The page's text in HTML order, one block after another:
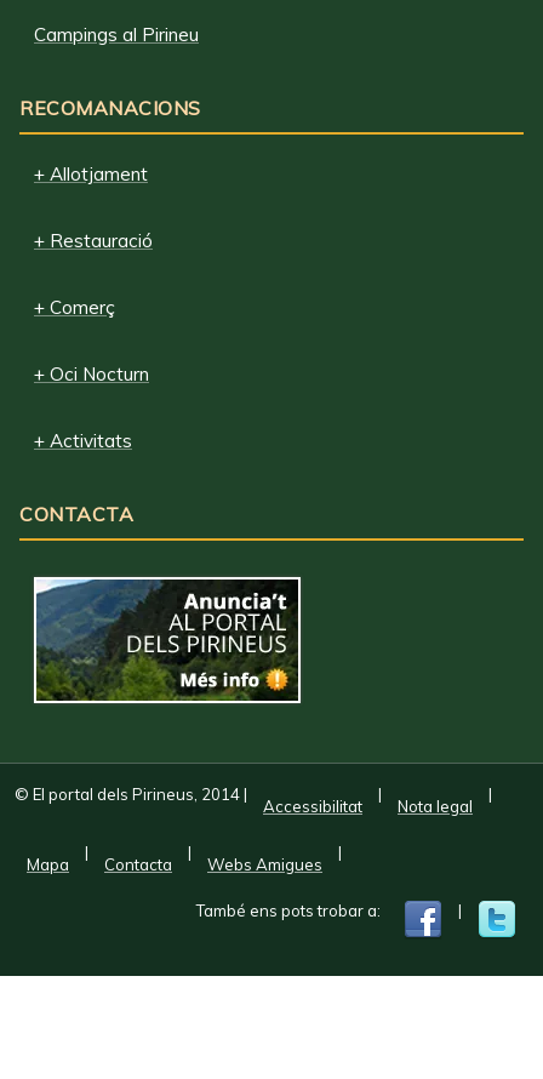
Campings al Pirineu
RECOMANACIONS
+ Allotjament
+ Restauració
+ Comerç
+ Oci Nocturn
+ Activitats
CONTACTA
© El portal dels Pirineus, 2014|
Accessibilitat
|
Nota legal
|
Mapa
|
Contacta
|
Webs Amigues
|
També ens pots trobar a: |